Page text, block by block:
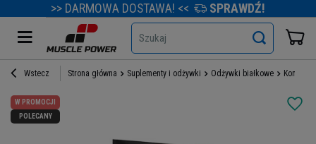
>> DARMOWA DOSTAWA! << SPRAWDŹ!
Szukaj
Wstecz Strona główna Suplementy i odżywki Odżywki białkowe
W PROMOCJI
POLECANY